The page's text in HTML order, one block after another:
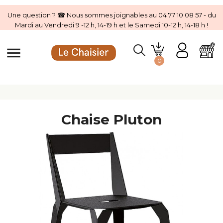
Une question ? ☎ Nous sommes joignables au 04 77 10 08 57 - du
Mardi au Vendredi 9 -12 h, 14-19 h et le Samedi 10-12 h, 14-18 h !
menu 0
Chaise Pluton